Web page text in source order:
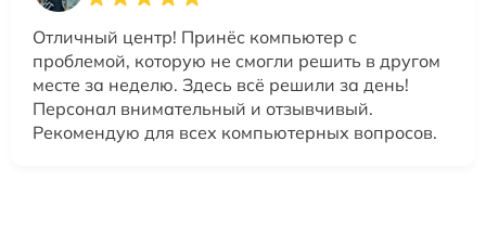
Отличный центр! Принёс компьютер с
проблемой, которую не смогли решить в другом
месте за неделю. Здесь всё решили за день!
Персонал внимательный и отзывчивый.
Рекомендую для всех компьютерных вопросов.